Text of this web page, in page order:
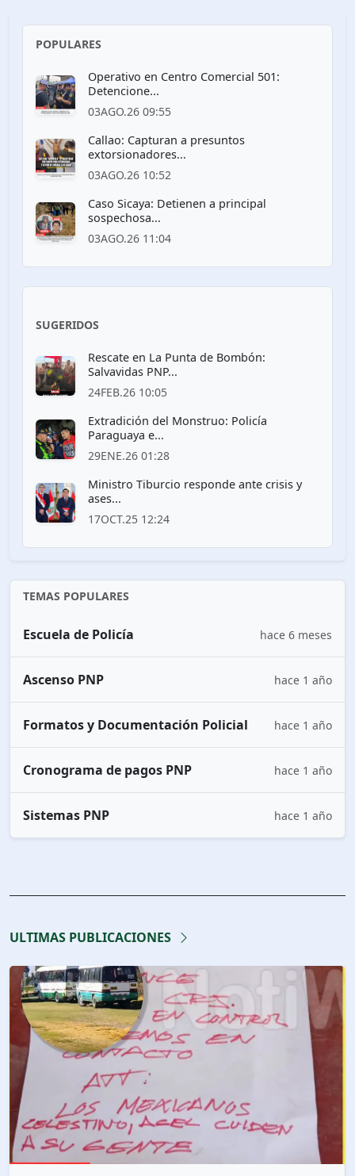
POPULARES
Operativo en Centro Comercial 501:
Detencione...
03AGO.26 09:55
Callao: Capturan a presuntos
extorsionadores...
03AGO.26 10:52
Caso Sicaya: Detienen a principal
sospechosa...
03AGO.26 11:04
SUGERIDOS
Rescate en La Punta de Bombón:
Salvavidas PNP...
24FEB.26 10:05
Extradición del Monstruo: Policía
Paraguaya e...
29ENE.26 01:28
Ministro Tiburcio responde ante crisis y
ases...
17OCT.25 12:24
TEMAS POPULARES
Escuela de Policía hace 6 meses
Ascenso PNP hace 1 año
Formatos y Documentación Policial hace 1 año
Cronograma de pagos PNP hace 1 año
Sistemas PNP hace 1 año
ULTIMAS PUBLICACIONES